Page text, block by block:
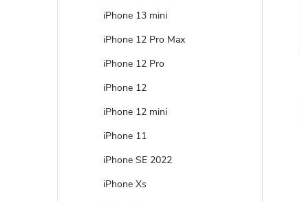
iPhone 13 mini
iPhone 12 Pro Max
iPhone 12 Pro
iPhone 12
iPhone 12 mini
iPhone 11
iPhone SE 2022
iPhone Xs